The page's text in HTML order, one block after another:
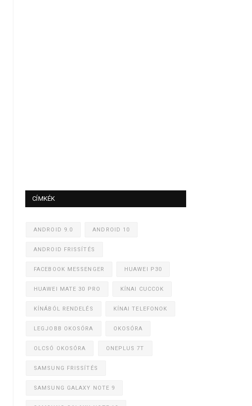
CÍMKÉK
ANDROID 9.0 ANDROID 10
ANDROID FRISSÍTÉS
FACEBOOK MESSENGER HUAWEI P30
HUAWEI MATE 30 PRO KÍNAI CUCCOK
KÍNÁBÓL RENDELÉS KÍNAI TELEFONOK
LEGJOBB OKOSÓRA OKOSÓRA
OLCSÓ OKOSÓRA ONEPLUS 7T
SAMSUNG FRISSÍTÉS
SAMSUNG GALAXY NOTE 9